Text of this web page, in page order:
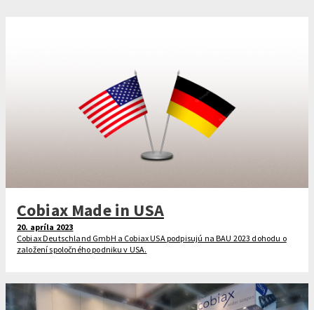
Cobiax Made in USA
20. apríla 2023
Cobiax Deutschland GmbH a Cobiax USA podpisujú na BAU 2023 dohodu o
založení spoločného podniku v USA.